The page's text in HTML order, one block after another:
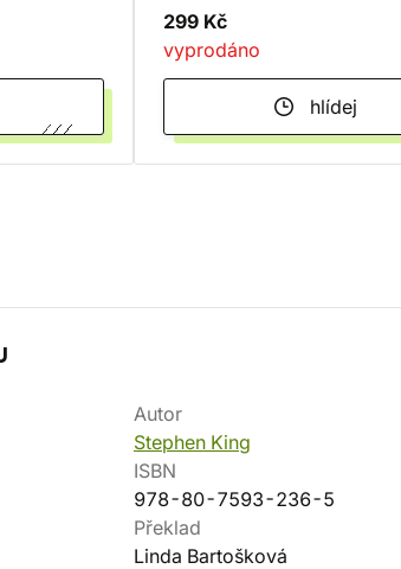
299 Kč
vyprodáno
hlídej
Autor
Stephen King
ISBN
978-80-7593-236-5
Překlad
Linda Bartošková